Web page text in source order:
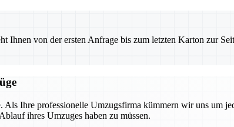
Ihnen von der ersten Anfrage bis zum letzten Karton zur
Ihre professionelle Umzugsfirma kümmern wir uns um
ihres Umzuges haben zu müssen.